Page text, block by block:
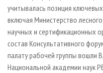
учитывалась позиция
включая Министерство
научных и сертификационных
состав Консультативного
палату рабочей группы вошли
Национальной академии наук